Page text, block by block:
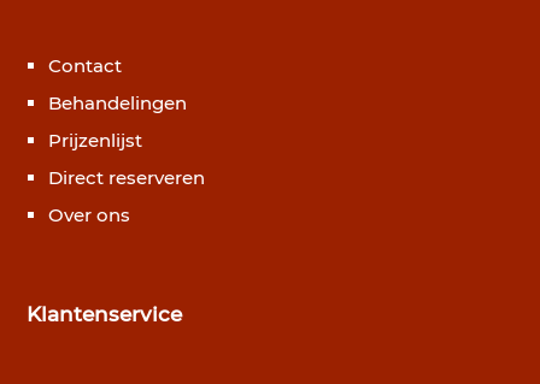
Contact
Behandelingen
Prijzenlijst
Direct reserveren
Over ons
Klantenservice